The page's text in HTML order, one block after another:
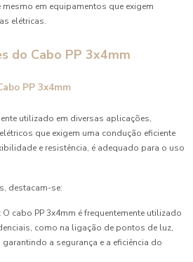
mesmo em equipamentos que exigem
elétricas.
do Cabo PP 3x4mm
PP 3x4mm
utilizado em diversas aplicações,
que exigem uma condução eficiente
e resistência, é adequado para o uso
destacam-se:
O cabo PP 3x4mm é frequentemente utilizado
como na ligação de pontos de luz,
a segurança e a eficiência do